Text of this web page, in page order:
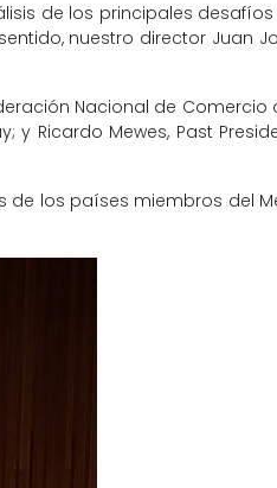
de los principales
nuestro director Juan
Nacional de Comercio
y Ricardo Mewes, Past
de los países miembros del